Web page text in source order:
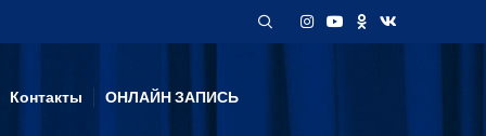
Контакты ОНЛАЙН ЗАПИСЬ